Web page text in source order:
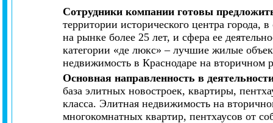
Сотрудники компании готовы
территории исторического центра
на рынке более 25 лет, и сфера ее
категории «де люкс» – лучшие жилые
недвижимость в Краснодаре на
Основная направленность в
база элитных новостроек, квартиры,
класса. Элитная недвижимость на
многокомнатных квартир, пентхаусов от